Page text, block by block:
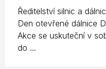
Ředitelství silnic a
Den otevřené dálnice
Akce se uskuteční v
do ...